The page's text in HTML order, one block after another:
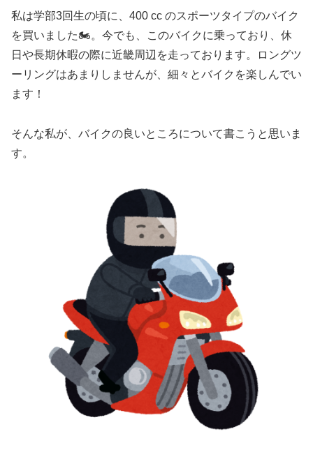
私は学部3回生の頃に、400 cc のスポーツタイプのバイク
を買いました🏍。今でも、このバイクに乗っており、休
日や長期休暇の際に近畿周辺を走っております。ロングツ
ーリングはあまりしませんが、細々とバイクを楽しんでい
ます！
そんな私が、バイクの良いところについて書こうと思いま
す。